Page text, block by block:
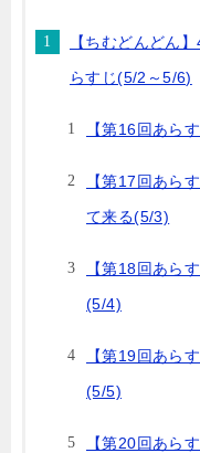
【ちむどんどん
らすじ(5/2～5/6)
【第16回あら
【第17回あら
て来る(5/3)
【第18回あら
(5/4)
【第19回あら
(5/5)
【第20回あら